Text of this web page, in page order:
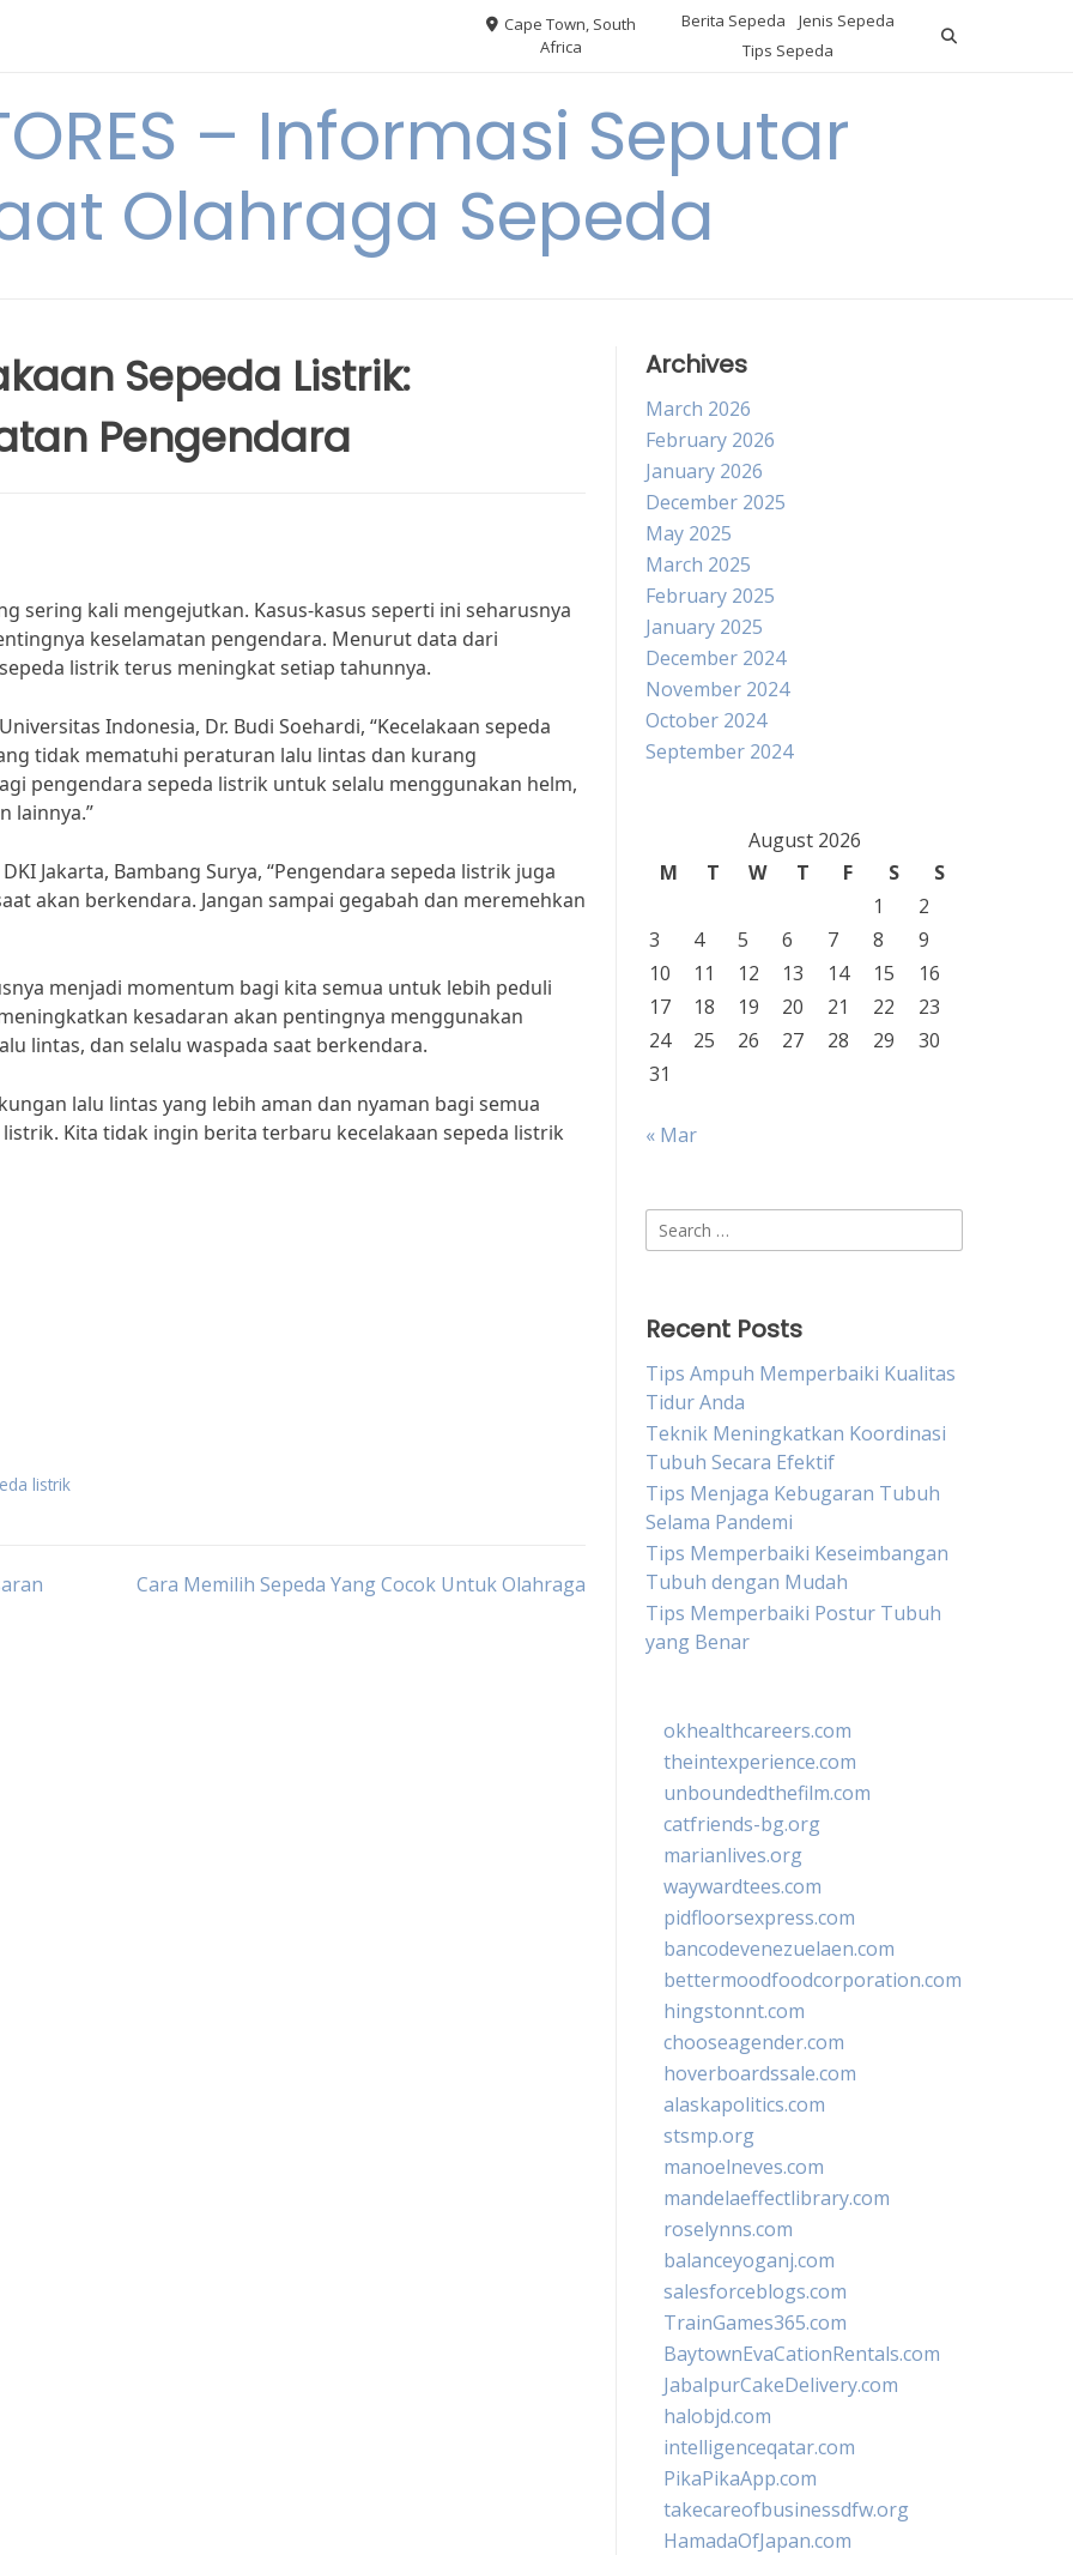
Cape Town, South
Africa
Berita Sepeda
Jenis Sepeda
Tips Sepeda
– Informasi Seputar
Olahraga Sepeda
Sepeda Listrik:
Pengendara
sering kali mengejutkan. Kasus-kasus seperti ini seharusnya
keselamatan pengendara. Menurut data dari
listrik terus meningkat setiap tahunnya.
Indonesia, Dr. Budi Soehardi, “Kecelakaan sepeda
tidak mematuhi peraturan lalu lintas dan kurang
pengendara sepeda listrik untuk selalu menggunakan helm,
lainnya.”
Jakarta, Bambang Surya, “Pengendara sepeda listrik juga
akan berkendara. Jangan sampai gegabah dan meremehkan
menjadi momentum bagi kita semua untuk lebih peduli
kesadaran akan pentingnya menggunakan
lintas, dan selalu waspada saat berkendara.
lalu lintas yang lebih aman dan nyaman bagi semua
Kita tidak ingin berita terbaru kecelakaan sepeda listrik
listrik
Cara Memilih Sepeda Yang Cocok Untuk Olahraga
Archives
March 2026
February 2026
January 2026
December 2025
May 2025
March 2025
February 2025
January 2025
December 2024
November 2024
October 2024
September 2024
August 2026
M
T W T F S
S
1
2
3
4 5 6 7 8
9
10
11 12 13 14 15
16
17
18 19 20 21 22
23
24
25 26 27 28 29
30
31
« Mar
Search
for:
Recent Posts
Tips Ampuh Memperbaiki Kualitas
Tidur Anda
Teknik Meningkatkan Koordinasi
Tubuh Secara Efektif
Tips Menjaga Kebugaran Tubuh
Selama Pandemi
Tips Memperbaiki Keseimbangan
Tubuh dengan Mudah
Tips Memperbaiki Postur Tubuh
yang Benar
okhealthcareers.com
theintexperience.com
unboundedthefilm.com
catfriends-bg.org
marianlives.org
waywardtees.com
pidfloorsexpress.com
bancodevenezuelaen.com
bettermoodfoodcorporation.com
hingstonnt.com
chooseagender.com
hoverboardssale.com
alaskapolitics.com
stsmp.org
manoelneves.com
mandelaeffectlibrary.com
roselynns.com
balanceyoganj.com
salesforceblogs.com
TrainGames365.com
BaytownEvaCationRentals.com
JabalpurCakeDelivery.com
halobjd.com
intelligenceqatar.com
PikaPikaApp.com
takecareofbusinessdfw.org
HamadaOfJapan.com